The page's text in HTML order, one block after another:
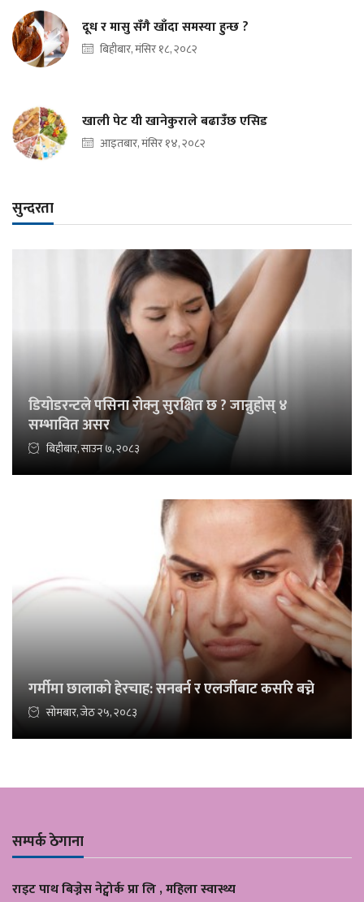
दूध र मासु सँगै खाँदा समस्या हुन्छ ?
बिहीबार, मंसिर १८, २०८२
खाली पेट यी खानेकुराले बढाउँछ एसिड
आइतबार, मंसिर १४, २०८२
सुन्दरता
डियोडरन्टले पसिना रोक्नु सुरक्षित छ ? जान्नुहोस् ४
सम्भावित असर
बिहीबार, साउन ७, २०८३
गर्मीमा छालाको हेरचाह: सनबर्न र एलर्जीबाट कसरि बच्ने
सोमबार, जेठ २५, २०८३
सम्पर्क ठेगाना
राइट पाथ बिज्नेस नेट्वोर्क प्रा लि , महिला स्वास्थ्य